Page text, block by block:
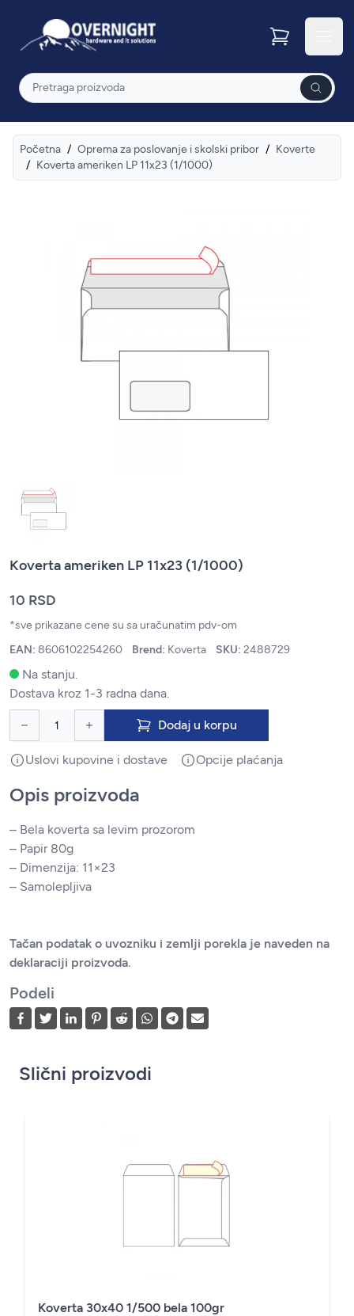
Overnight
Pretraga
Početna / Oprema za poslovanje i skolski pribor / Koverte
/ Koverta ameriken LP 11x23 (1/1000)
Koverta ameriken LP 11x23 (1/1000)
10 RSD
*sve prikazane cene su sa uračunatim pdv-om
EAN: 8606102254260 Brend: Koverta SKU: 2488729
Na stanju.
Dostava kroz 1-3 radna dana.
Dodaj u korpu
Uslovi kupovine i dostave Opcije plaćanja
Opis proizvoda
– Bela koverta sa levim prozorom
– Papir 80g
– Dimenzija: 11×23
– Samolepljiva
Tačan podatak o uvozniku i zemlji porekla je naveden na
deklaraciji proizvoda.
Podeli
Slični proizvodi
Koverta 30x40 1/500 bela 100gr